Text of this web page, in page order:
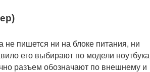
не пишется ни на блоке питания, ни
его выбирают по модели ноутбука
разъем обозначают по внешнему и